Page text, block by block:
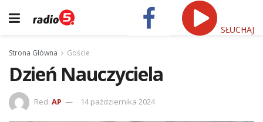
SŁUCHAJ
Strona Główna Goście
Dzień Nauczyciela
Red. AP 14 października 2024